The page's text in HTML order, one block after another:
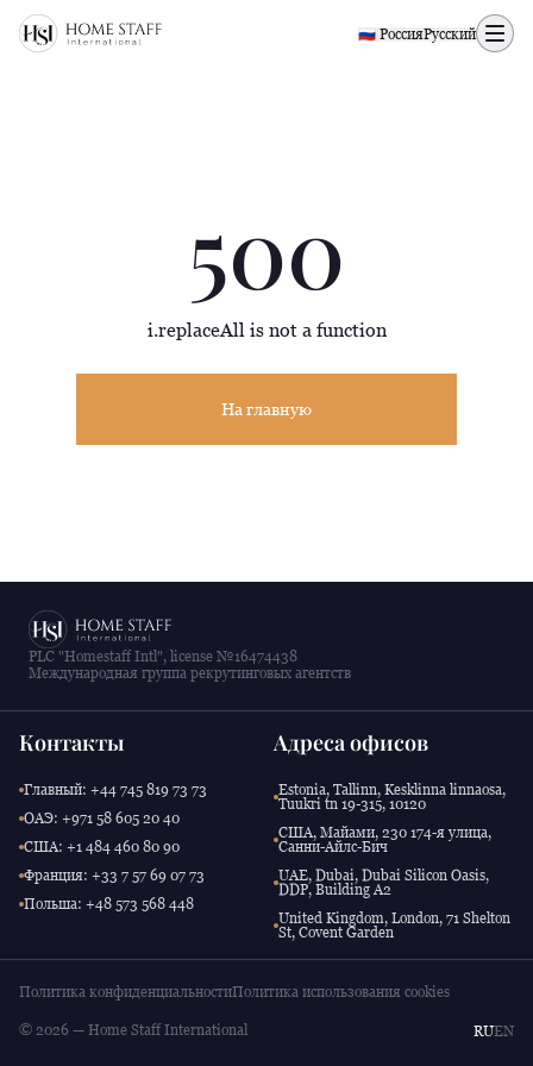
500 page
🇷🇺 РоссияРусский
500
i.replaceAll is not a function
На главную
PLC "Homestaff Intl", license №16474438
Международная группа рекрутинговых агентств
Контакты
Главный: +44 745 819 73 73
ОАЭ: +971 58 605 20 40
США: +1 484 460 80 90
Франция: +33 7 57 69 07 73
Польша: +48 573 568 448
Адреса офисов
Estonia, Tallinn, Kesklinna linnaosa,
Tuukri tn 19-315, 10120
США, Майами, 230 174-я улица,
Санни-Айлс-Бич
UAE, Dubai, Dubai Silicon Oasis,
DDP, Building A2
United Kingdom, London, 71 Shelton
St, Covent Garden
Политика конфиденциальностиПолитика использования cookies
© 2026 — Home Staff International RUEN